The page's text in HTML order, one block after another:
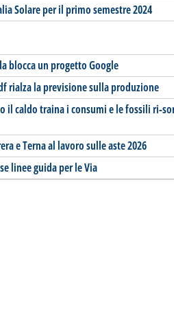
Solare per il primo semestre 2024
blocca un progetto Google
rialza la previsione sulla produzione
il caldo traina i consumi e le fossili ri-
e Terna al lavoro sulle aste 2026
linee guida per le Via